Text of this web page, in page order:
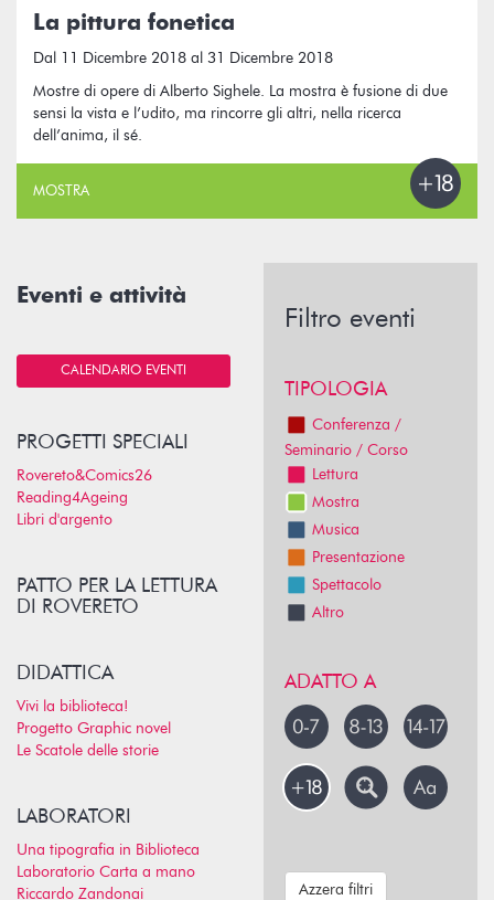
La pittura fonetica
Dal 11 Dicembre 2018 al 31 Dicembre 2018
Mostre di opere di Alberto Sighele. La mostra è fusione di due
sensi la vista e l’udito, ma rincorre gli altri, nella ricerca
dell’anima, il sé.
MOSTRA
Eventi e attività
CALENDARIO EVENTI
PROGETTI SPECIALI
Rovereto&Comics26
Reading4Ageing
Libri d'argento
PATTO PER LA LETTURA
DI ROVERETO
DIDATTICA
Vivi la biblioteca!
Progetto Graphic novel
Le Scatole delle storie
LABORATORI
Una tipografia in Biblioteca
Laboratorio Carta a mano
Riccardo Zandonai
Filtro eventi
TIPOLOGIA
Conferenza /
Seminario / Corso
Lettura
Mostra
Musica
Presentazione
Spettacolo
Altro
ADATTO A
Azzera filtri